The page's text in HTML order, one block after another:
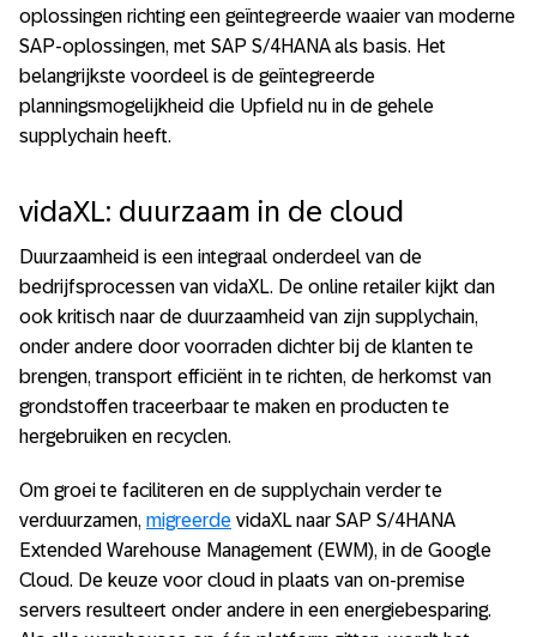
oplossingen richting een geïntegreerde waaier van moderne
SAP-oplossingen, met SAP S/4HANA als basis. Het
belangrijkste voordeel is de geïntegreerde
planningsmogelijkheid die Upfield nu in de gehele
supplychain heeft.
vidaXL: duurzaam in de cloud
Duurzaamheid is een integraal onderdeel van de
bedrijfsprocessen van vidaXL. De online retailer kijkt dan
ook kritisch naar de duurzaamheid van zijn supplychain,
onder andere door voorraden dichter bij de klanten te
brengen, transport efficiënt in te richten, de herkomst van
grondstoffen traceerbaar te maken en producten te
hergebruiken en recyclen.
Om groei te faciliteren en de supplychain verder te
verduurzamen, migreerde vidaXL naar SAP S/4HANA
Extended Warehouse Management (EWM), in de Google
Cloud. De keuze voor cloud in plaats van on-premise
servers resulteert onder andere in een energiebesparing.